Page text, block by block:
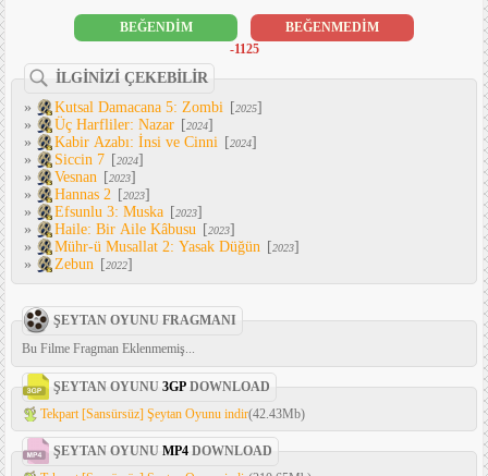
BEĞENDİM
BEĞENMEDİM
-1125
İLGİNİZİ ÇEKEBİLİR
»
Kutsal Damacana 5: Zombi [2025]
»
Üç Harfliler: Nazar [2024]
»
Kabir Azabı: İnsi ve Cinni [2024]
»
Siccin 7 [2024]
»
Vesnan [2023]
»
Hannas 2 [2023]
»
Efsunlu 3: Muska [2023]
»
Haile: Bir Aile Kâbusu [2023]
»
Mühr-ü Musallat 2: Yasak Düğün [2023]
»
Zebun [2022]
ŞEYTAN OYUNU FRAGMANI
Bu Filme Fragman Eklenmemiş...
ŞEYTAN OYUNU 3GP DOWNLOAD
Tekpart [Sansürsüz] Şeytan Oyunu indir(42.43Mb)
ŞEYTAN OYUNU MP4 DOWNLOAD